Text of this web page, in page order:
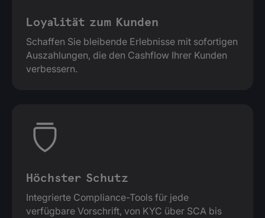
Loyalität zum Kunden
Schaffen Sie bleibende Erlebnisse mit sofortigen
Auszahlungen, die den Cashflow Ihrer Kunden
verbessern.
Höchster Schutz
Integrierte Compliance-Tools für jede
verfügbare Vorschrift, von KYC über SCA bis